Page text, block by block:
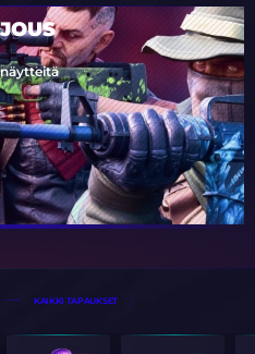
KAIKKI TAPAUKSET